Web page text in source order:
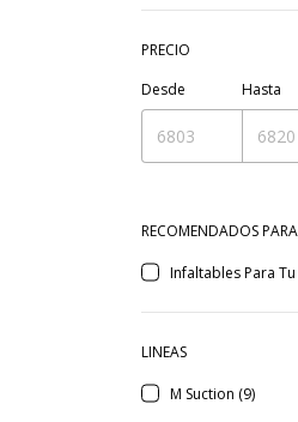
PRECIO
Desde
Hasta
RECOMENDADOS
Infaltables Para Tu
LINEAS
M Suction (9)